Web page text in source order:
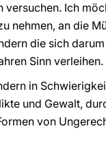
Ich
nehmen, an die
die sich
Sinn verleihen.
in
und Gewalt,
von